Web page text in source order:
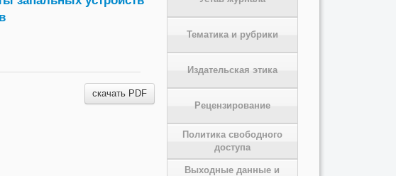
Тематика и рубрики
Издательская этика
Рецензирование
Политика свободного
доступа
Выходные данные и
скачать PDF